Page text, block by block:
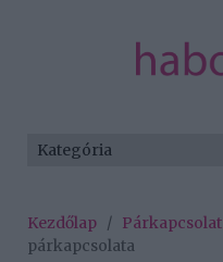
Kezdőlap / Párkapcsolat
párkapcsolata